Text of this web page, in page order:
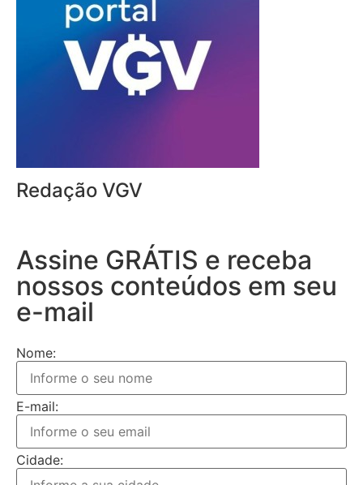
Redação VGV
Assine GRÁTIS e receba
nossos conteúdos em seu
e-mail
Nome:
E-mail:
Cidade: